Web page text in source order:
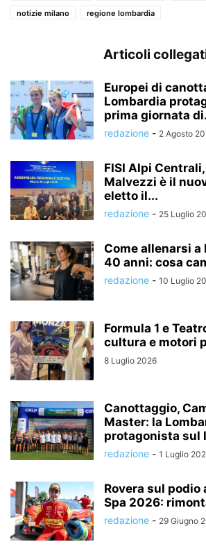
notizie milano
regione lombardia
Articoli
Europei di
Lombardia
prima giornata
redazione - 2 Agosto
FISI Alpi
Malvezzi è il
eletto il...
redazione - 25 Luglio
Come allenarsi a
40 anni: cosa
redazione - 10 Luglio
Formula 1 e
cultura e motori
8 Luglio 2026
Canottaggio,
Master: la
protagonista sul
redazione - 1 Luglio
Rovera sul podio
Spa 2026:
redazione - 29 Giugno